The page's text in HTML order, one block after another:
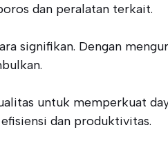
dan peralatan terkait.
signifikan. Dengan
untuk memperkuat
dan produktivitas.